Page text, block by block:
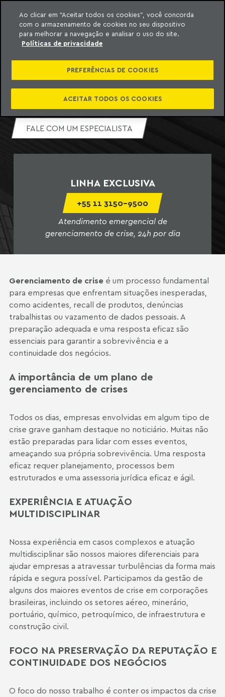
o conteúdo
Meyer
GERENCIAMENTO DE CRISES
CONHEÇA O TIME PDF
ASSUNTOS
FALE COM UM ESPECIALISTA
LINHA EXCLUSIVA
+55 11 3150-9500
Atendimento emergencial de
gerenciamento de crise, 24h por dia
Gerenciamento de crise é um processo fundamental
para empresas que enfrentam situações inesperadas,
como acidentes, recall de produtos, denúncias
trabalhistas ou vazamento de dados pessoais. A
preparação adequada e uma resposta eficaz são
essenciais para garantir a sobrevivência e a
continuidade dos negócios.
A importância de um plano de
gerenciamento de crises
Todos os dias, empresas envolvidas em algum tipo de
crise grave ganham destaque no noticiário. Muitas não
estão preparadas para lidar com esses eventos,
ameaçando sua própria sobrevivência. Uma resposta
eficaz requer planejamento, processos bem
estruturados e uma assessoria jurídica eficaz e ágil.
EXPERIÊNCIA E ATUAÇÃO
MULTIDISCIPLINAR
Nossa experiência em casos complexos e atuação
multidisciplinar são nossos maiores diferenciais para
ajudar empresas a atravessar turbulências da forma mais
rápida e segura possível. Participamos da gestão de
alguns dos maiores eventos de crise em corporações
brasileiras, incluindo os setores aéreo, minerário,
portuário, químico, petroquímico, de infraestrutura e
construção civil.
FOCO NA PRESERVAÇÃO DA REPUTAÇÃO E
CONTINUIDADE DOS NEGÓCIOS
O foco do nosso trabalho é conter os impactos da crise
Ao clicar em “Aceitar todos os cookies”, você concorda
com o armazenamento de cookies no seu dispositivo
para melhorar a navegação e analisar o uso do site.
Políticas de privacidade
PREFERÊNCIAS DE COOKIES
ACEITAR TODOS OS COOKIES